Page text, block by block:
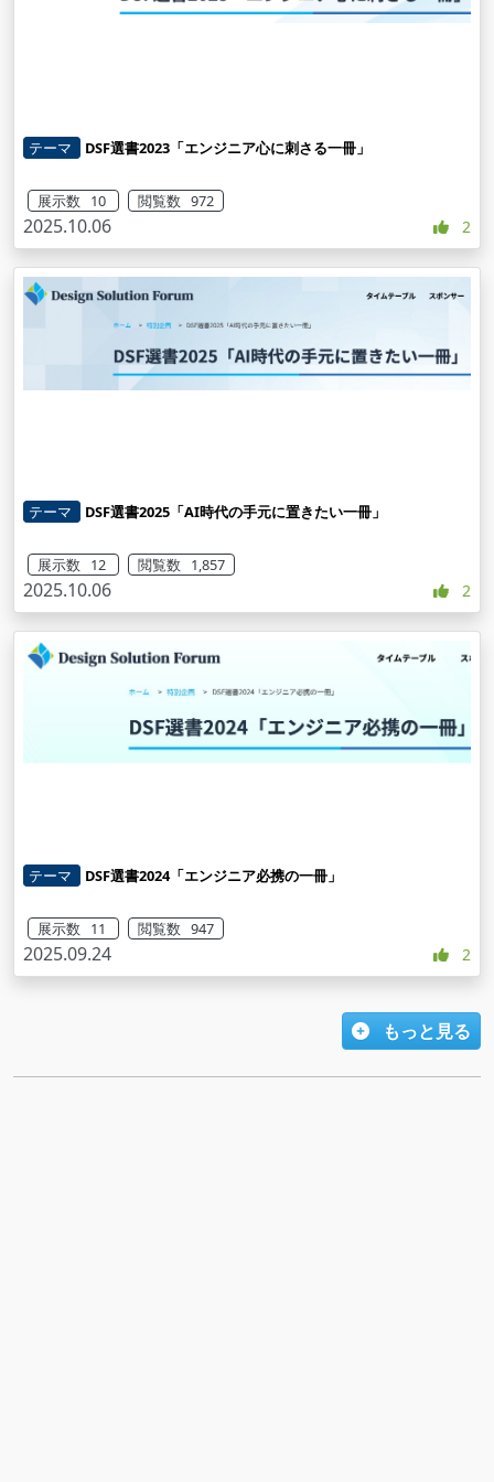
テーマ DSF選書2023「エンジニア心に刺さる一冊」
展示数 10 閲覧数 972
2025.10.06 2
テーマ DSF選書2025「AI時代の手元に置きたい一冊」
展示数 12 閲覧数 1,857
2025.10.06 2
テーマ DSF選書2024「エンジニア必携の一冊」
展示数 11 閲覧数 947
2025.09.24 2
もっと見る